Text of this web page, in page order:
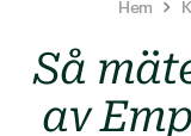
Hem
Så
av